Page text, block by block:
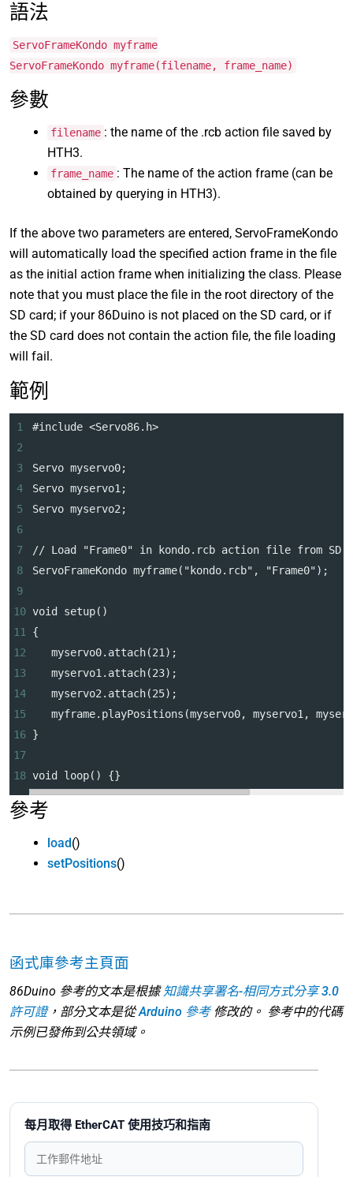
每月取得 EtherCAT 使用技巧和指南
語法
ServoFrameKondo myframe
ServoFrameKondo myframe(filename, frame_name)
參數
filename : the name of the .rcb action file saved by
HTH3.
frame_name : The name of the action frame (can be
obtained by querying in HTH3).
If the above two parameters are entered, ServoFrameKondo
will automatically load the specified action frame in the file
as the initial action frame when initializing the class. Please
note that you must place the file in the root directory of the
SD card; if your 86Duino is not placed on the SD card, or if
the SD card does not contain the action file, the file loading
will fail.
範例
1
#include <Servo86.h>
2
3
Servo myservo0;
4
Servo myservo1;
5
Servo myservo2;
6
7
// Load "Frame0" in kondo.rcb action file from SD
8
ServoFrameKondo myframe("kondo.rcb", "Frame0");
9
10 void setup()
11
{
12
   myservo0.attach(21);
13
   myservo1.attach(23);
14
   myservo2.attach(25);
15
myframe.playPositions(myservo0, myservo1,
16 }
17
18 void loop() {}
參考
load()
setPositions()
函式庫參考主頁面
86Duino 參考的文本是根據知識共享署名-相同方式分享 3.0
許可證，部分文本是從Arduino 參考修改的。 參考中的代碼
示例已發佈到公共領域。